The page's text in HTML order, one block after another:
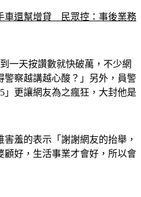
車還幫增貸　民眾控：事後業務
一天按讚數就快破萬，不少網
警察越講越心酸？」另外，員警
」更讓網友為之瘋狂，大封他是
羞的表示「謝謝網友的抬舉，
顧好，生活事業才會好，所以會